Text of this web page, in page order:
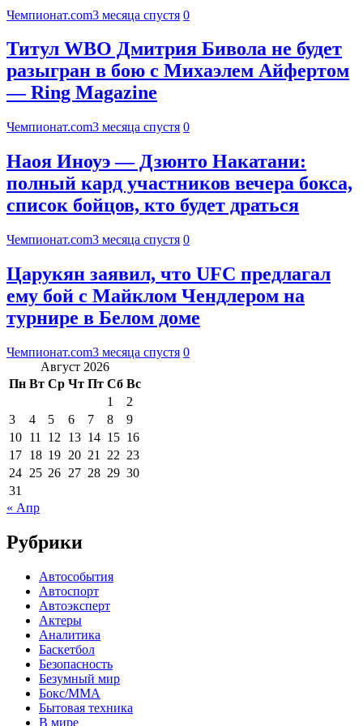
Чемпионат.com3 месяца спустя 0
Титул WBO Дмитрия Бивола не будет
разыгран в бою с Михаэлем Айфертом
— Ring Magazine
Чемпионат.com3 месяца спустя 0
Наоя Иноуэ — Дзюнто Накатани:
полный кард участников вечера бокса,
список бойцов, кто будет драться
Чемпионат.com3 месяца спустя 0
Царукян заявил, что UFC предлагал
ему бой с Майклом Чендлером на
турнире в Белом доме
Чемпионат.com3 месяца спустя 0
Август 2026
Пн Вт Ср Чт Пт Сб Вс
1
2
3
4 5 6 7 8
9
10 11 12 13 14 15 16
17 18 19 20 21 22 23
24 25 26 27 28 29 30
31
« Апр
Рубрики
Автособытия
Автоспорт
Автоэксперт
Актеры
Аналитика
Баскетбол
Безопасность
Безумный мир
Бокс/MMA
Бытовая техника
В мире